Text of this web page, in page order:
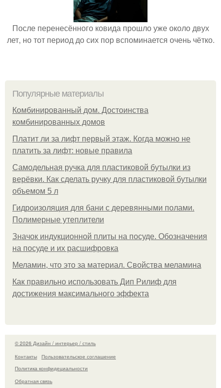
После перенесённого ковида прошло уже около двух
лет, но тот период до сих пор вспоминается очень чётко.
Популярные материалы
Комбинированный дом. Достоинства
комбинированных домов
Платит ли за лифт первый этаж. Когда можно не
платить за лифт: новые правила
Самодельная ручка для пластиковой бутылки из
верёвки. Как сделать ручку для пластиковой бутылки
объемом 5 л
Гидроизоляция для бани с деревянными полами.
Полимерные утеплители
Значок индукционной плиты на посуде. Обозначения
на посуде и их расшифровка
Меламин, что это за материал. Свойства меламина
Как правильно использовать Дип Рилиф для
достижения максимального эффекта
© 2026 Дизайн / интерьер / стиль
Контакты
Пользовательское соглашение
Политика конфидециальности
Обратная связь